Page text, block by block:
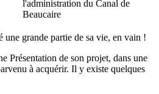
une grande partie de sa vie, en vain !
Présentation de son projet, dans une
à acquérir. Il y existe quelques